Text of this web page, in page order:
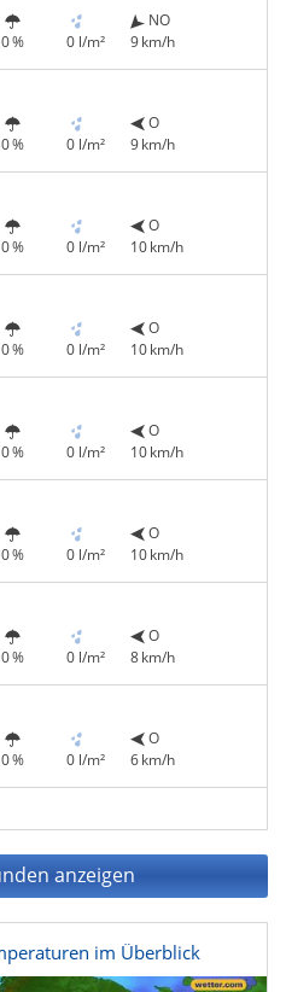
0 % 0 l/m²
NO
9 km/h
0 % 0 l/m²
O
9 km/h
0 % 0 l/m²
O
10 km/h
0 % 0 l/m²
O
10 km/h
0 % 0 l/m²
O
10 km/h
0 % 0 l/m²
O
10 km/h
0 % 0 l/m²
O
8 km/h
0 % 0 l/m²
O
6 km/h
anzeigen
im Überblick